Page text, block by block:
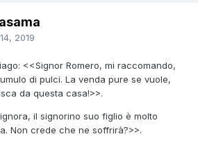
2019
<<Signor Romero, mi raccomando,
di pulci. La venda pure se vuole,
da questa casa!>>.
il signorino suo figlio è molto
Non crede che ne soffrirà?>>.